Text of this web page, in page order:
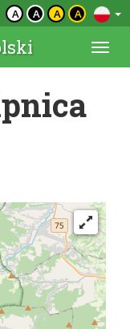
A A A A